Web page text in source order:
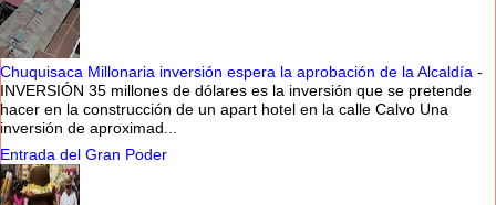
Chuquisaca Millonaria inversión espera la aprobación de la Alcaldía -
INVERSIÓN 35 millones de dólares es la inversión que se pretende
hacer en la construcción de un apart hotel en la calle Calvo Una
inversión de aproximad...
Entrada del Gran Poder